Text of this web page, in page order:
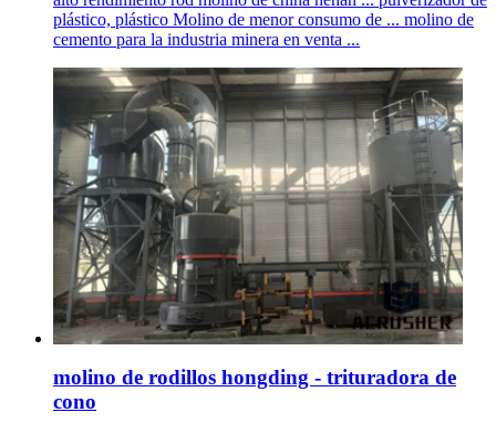
plástico, plástico Molino de menor consumo de ... molino de
cemento para la industria minera en venta ...
molino de rodillos hongding - trituradora de
cono